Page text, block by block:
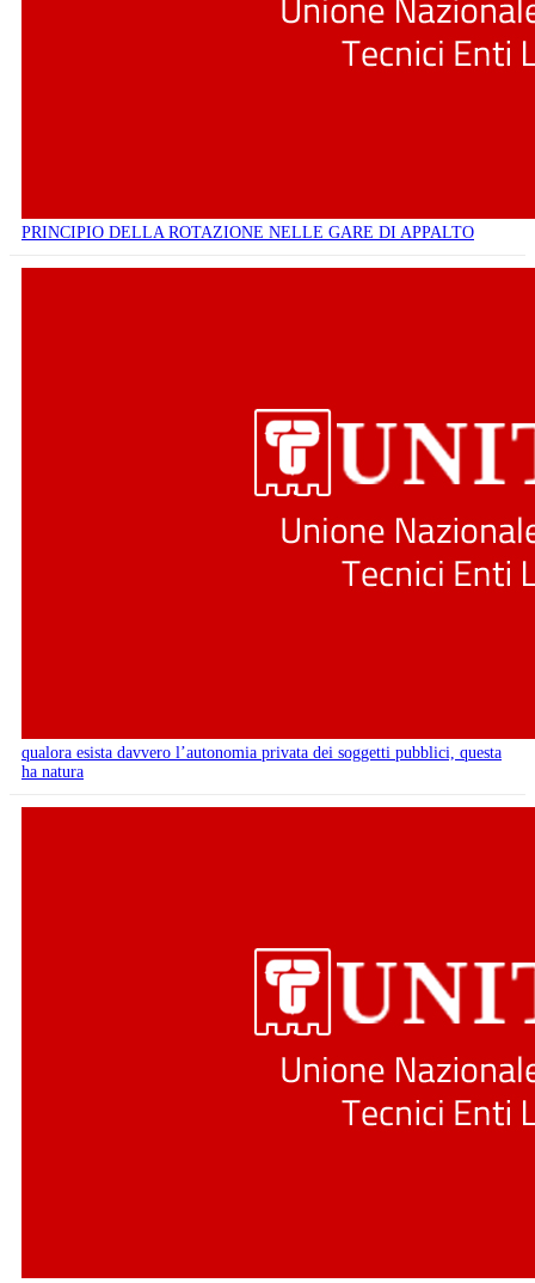
PRINCIPIO DELLA ROTAZIONE NELLE GARE DI APPALTO
qualora esista davvero l’autonomia privata dei soggetti pubblici, questa
ha natura